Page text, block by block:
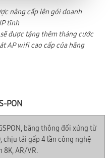
nâng cấp lên gói doanh
tĩnh
được tặng thêm tháng cước
AP wifi cao cấp của hãng
PON
băng thông đối xứng từ
chịu tải gấp 4 lần công nghệ
8K, AR/VR.